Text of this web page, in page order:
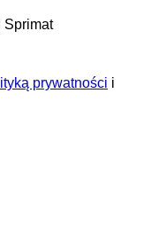
Sprimat
prywatności i